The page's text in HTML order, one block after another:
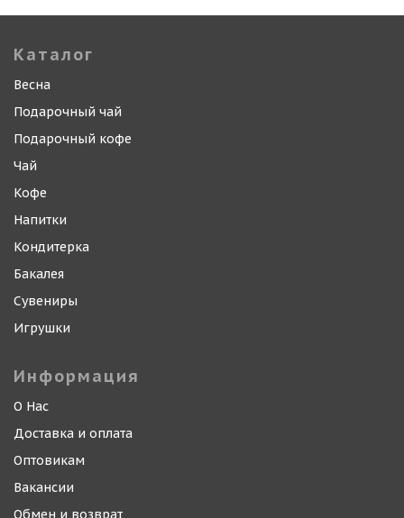
Каталог
Весна
Подарочный чай
Подарочный кофе
Чай
Кофе
Напитки
Кондитерка
Бакалея
Сувениры
Игрушки
Информация
О Нас
Доставка и оплата
Оптовикам
Вакансии
Обмен и возврат